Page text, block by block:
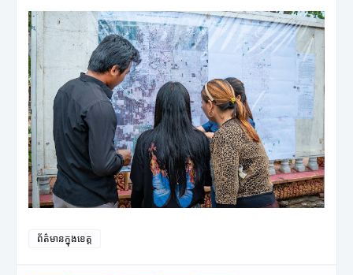
ព័ត៌មានក្នុងខេត្ត